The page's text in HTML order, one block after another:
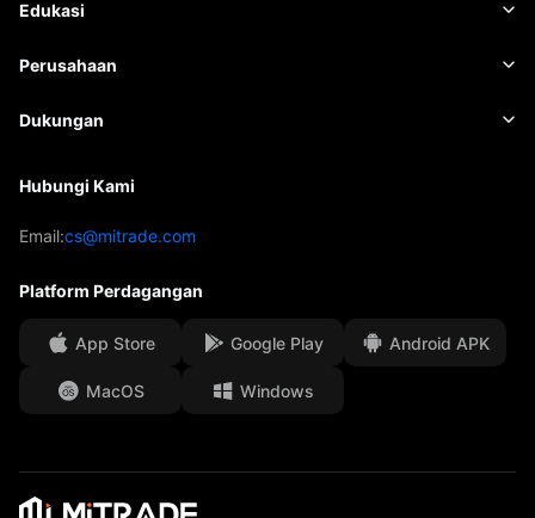
Data Pasar
Kalender Ekonomi
Edukasi
Basis
Academy
Perusahaan
Tentang Mitrade
Dukungan
Hubungi Kami
Email:cs@mitrade.com
Platform Perdagangan
App Store Google Play Android APK
MacOS Windows